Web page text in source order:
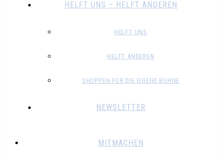
HELFT UNS – HELFT ANDEREN
HELFT UNS
HELFT ANDEREN
SHOPPEN FÜR DIE EIGENE BÜHNE
NEWSLETTER
MITMACHEN